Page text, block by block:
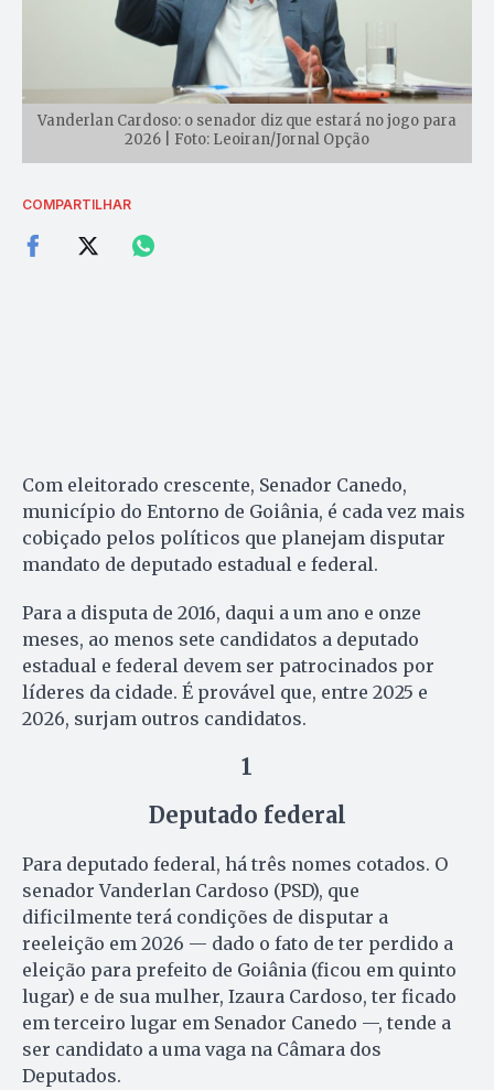
Vanderlan Cardoso: o senador diz que estará no jogo para
2026 | Foto: Leoiran/Jornal Opção
COMPARTILHAR
Com eleitorado crescente, Senador Canedo,
município do Entorno de Goiânia, é cada vez mais
cobiçado pelos políticos que planejam disputar
mandato de deputado estadual e federal.
Para a disputa de 2016, daqui a um ano e onze
meses, ao menos sete candidatos a deputado
estadual e federal devem ser patrocinados por
líderes da cidade. É provável que, entre 2025 e
2026, surjam outros candidatos.
1
Deputado federal
Para deputado federal, há três nomes cotados. O
senador Vanderlan Cardoso (PSD), que
dificilmente terá condições de disputar a
reeleição em 2026 — dado o fato de ter perdido a
eleição para prefeito de Goiânia (ficou em quinto
lugar) e de sua mulher, Izaura Cardoso, ter ficado
em terceiro lugar em Senador Canedo —, tende a
ser candidato a uma vaga na Câmara dos
Deputados.